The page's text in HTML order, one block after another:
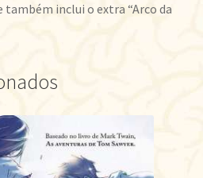
inclui o extra “Arco da